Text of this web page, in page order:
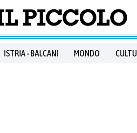
ISTRIA - BALCANI MONDO